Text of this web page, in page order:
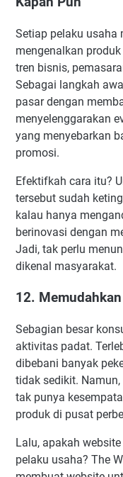
Setiap pelaku usaha
mengenalkan
tren bisnis,
Sebagai langkah
pasar dengan
menyelenggarakan
yang menyebarkan
promosi.
Efektifkah cara itu?
tersebut sudah
kalau hanya
berinovasi dengan
Jadi, tak perlu
dikenal masyarakat.
12.
Sebagian besar
aktivitas padat.
dibebani banyak
tidak sedikit.
tak punya
produk di pusat
Lalu, apakah
pelaku usaha? The